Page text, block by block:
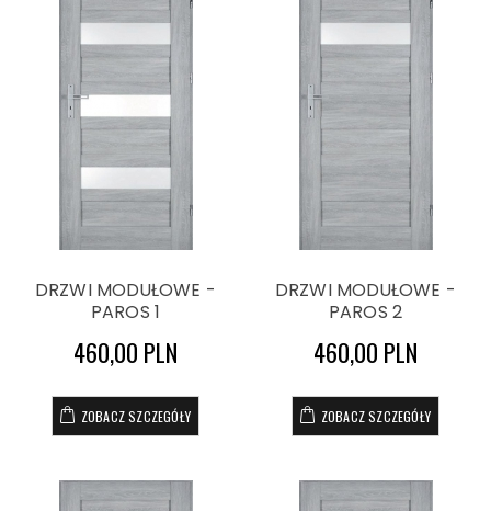
DRZWI MODUŁOWE -
PAROS 1
460,00 PLN
ZOBACZ SZCZEGÓŁY
DRZWI MODUŁOWE -
PAROS 2
460,00 PLN
ZOBACZ SZCZEGÓŁY